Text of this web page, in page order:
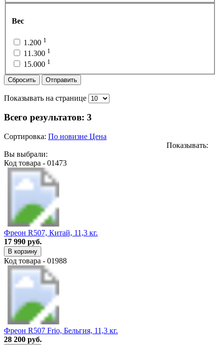
Вес
1.200 1
11.300 1
15.000 1
Сбросить Отправить
Показывать на странице
Всего результатов: 3
Сортировка: По новизне Цена
Показывать:
Вы выбрали:
Код товара - 01473
Фреон R507, Китай, 11,3 кг.
17 990 руб.
В корзину
Код товара - 01988
Фреон R507 Frio, Бельгия, 11,3 кг.
28 200 руб.